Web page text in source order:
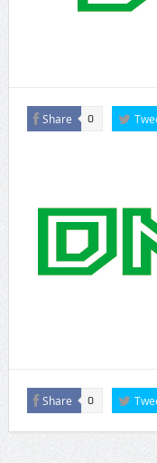
CINEMA×STYLE
Share 0
Share 0